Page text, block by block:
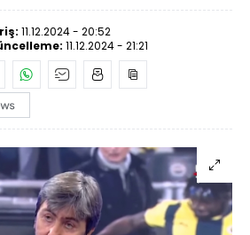
11.12.2024 - 20:52
11.12.2024 - 21:21